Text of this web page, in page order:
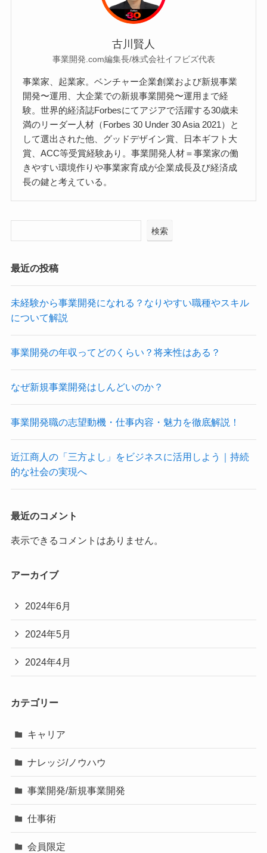
古川賢人
事業開発.com編集長/株式会社イフビズ代表
事業家、起業家。ベンチャー企業創業および新規事業
開発〜運用、大企業での新規事業開発〜運用まで経
験。世界的経済誌Forbesにてアジアで活躍する30歳未
満のリーダー人材（Forbes 30 Under 30 Asia 2021）と
して選出された他、グッドデザイン賞、日本ギフト大
賞、ACC等受賞経験あり。事業開発人材＝事業家の働
きやすい環境作りや事業家育成が企業成長及び経済成
長の鍵と考えている。
検索
最近の投稿
未経験から事業開発になれる？なりやすい職種やスキル
について解説
事業開発の年収ってどのくらい？将来性はある？
なぜ新規事業開発はしんどいのか？
事業開発職の志望動機・仕事内容・魅力を徹底解説！
近江商人の「三方よし」をビジネスに活用しよう｜持続
的な社会の実現へ
最近のコメント
表示できるコメントはありません。
アーカイブ
2024年6月
2024年5月
2024年4月
カテゴリー
キャリア
ナレッジ/ノウハウ
事業開発/新規事業開発
仕事術
会員限定